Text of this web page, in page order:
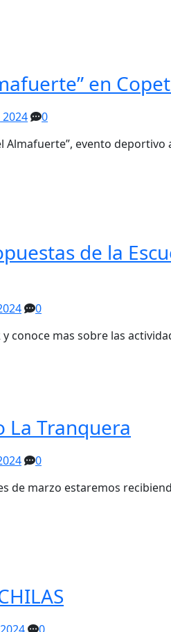
en
0
Almafuerte”, evento
de la
0
conoce mas sobre las
La Tranquera
0
mes de marzo estaremos